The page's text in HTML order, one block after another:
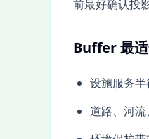
前最好确认投
Buffer 最
设施服务半
道路、河流